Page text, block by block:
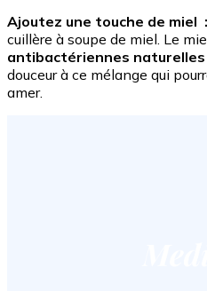
Ajoutez une touche de miel :
cuillère à soupe de miel. Le
antibactériennes naturelles
douceur à ce mélange qui
amer.